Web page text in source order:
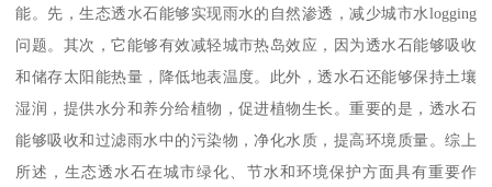
能。先，生态透水石能够实现雨水的自然渗透，减少城市水logging
问题。其次，它能够有效减轻城市热岛效应，因为透水石能够吸收
和储存太阳能热量，降低地表温度。此外，透水石还能够保持土壤
湿润，提供水分和养分给植物，促进植物生长。重要的是，透水石
能够吸收和过滤雨水中的污染物，净化水质，提高环境质量。综上
所述，生态透水石在城市绿化、节水和环境保护方面具有重要作